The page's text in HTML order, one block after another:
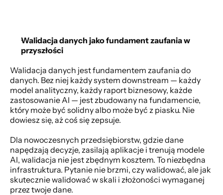
Walidacja danych jako fundament zaufania w
przyszłości
Walidacja danych jest fundamentem zaufania do
danych. Bez niej każdy system downstream — każdy
model analityczny, każdy raport biznesowy, każde
zastosowanie AI — jest zbudowany na fundamencie,
który może być solidny albo może być z piasku. Nie
dowiesz się, aż coś się zepsuje.
Dla nowoczesnych przedsiębiorstw, gdzie dane
napędzają decyzje, zasilają aplikacje i trenują modele
AI, walidacja nie jest zbędnym kosztem. To niezbędna
infrastruktura. Pytanie nie brzmi, czy walidować, ale jak
skutecznie walidować w skali i złożoności wymaganej
przez twoje dane.